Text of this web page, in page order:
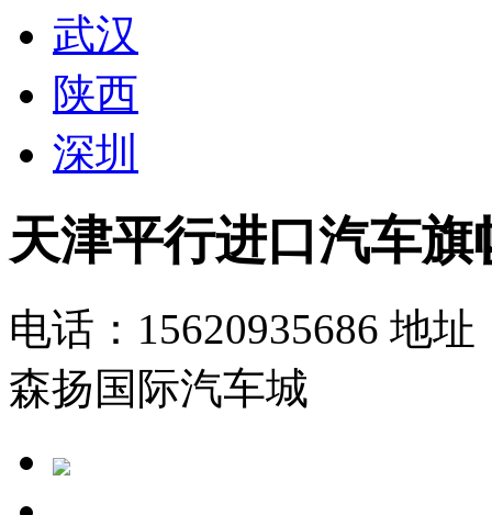
武汉
陕西
深圳
天津平行进口汽车
电话：15620935686 地址
森扬国际汽车城